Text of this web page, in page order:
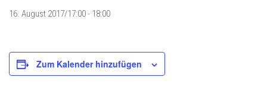
16. August 2017/17:00- 18:00
Zum Kalender hinzufügen